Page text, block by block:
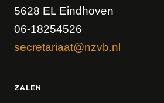
5628 EL Eindhoven
06-18254526
secretariaat@nzvb.nl
ZALEN